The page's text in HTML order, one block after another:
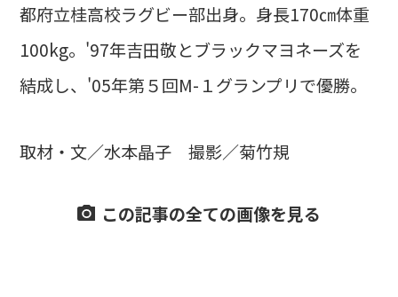
都府立桂高校ラグビー部出身。身長170㎝体重
100kg。'97年吉田敬とブラックマヨネーズを
結成し、'05年第５回M-１グランプリで優勝。
取材・文／水本晶子 撮影／菊竹規
この記事の全ての画像を見る